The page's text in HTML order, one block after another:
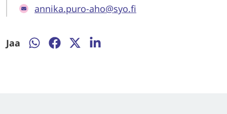
annika.puro-aho@syo.fi
Jaa
Jaa
Jaa
Jaa
Jaa